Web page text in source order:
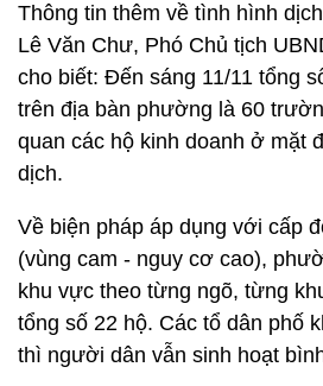
Thông tin thêm về tình hình
Lê Văn Chư, Phó Chủ tịch
cho biết: Đến sáng 11/11 tổng
trên địa bàn phường là 60
quan các hộ kinh doanh ở mặt
dịch.
Về biện pháp áp dụng với cấp
(vùng cam - nguy cơ cao),
khu vực theo từng ngõ, từng
tổng số 22 hộ. Các tổ dân phố
thì người dân vẫn sinh hoạt